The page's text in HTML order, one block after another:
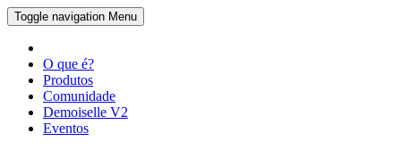
Toggle navigation Menu
O que é?
Produtos
Comunidade
Demoiselle V2
Eventos